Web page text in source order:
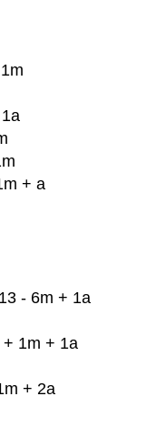
+ a
- 6m + 1a
1m + 1a
+ 2a